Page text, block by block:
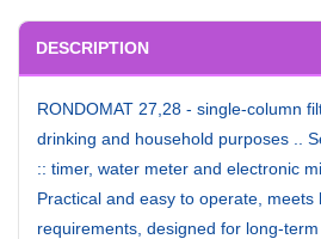
DESCRIPTION
RONDOMAT 27,28 - single-column
drinking and household purposes ..
:: timer, water meter and electronic
Practical and easy to operate, meets
requirements, designed for long-